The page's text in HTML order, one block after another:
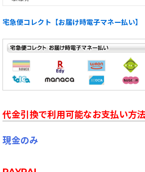
宅急便コレクト【お届け時電子マネー払い】
代金引換で利用可能なお支払い方
現金のみ